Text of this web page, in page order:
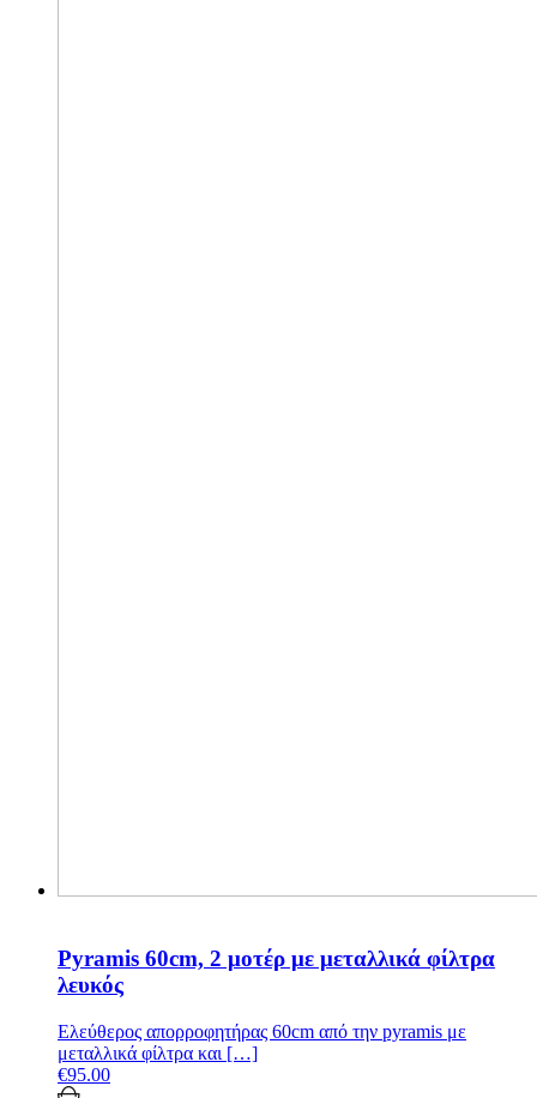
Pyramis 60cm, 2 μοτέρ με μεταλλικά φίλτρα
λευκός
Ελεύθερος απορροφητήρας 60cm από την pyramis με
μεταλλικά φίλτρα και […]
€95.00